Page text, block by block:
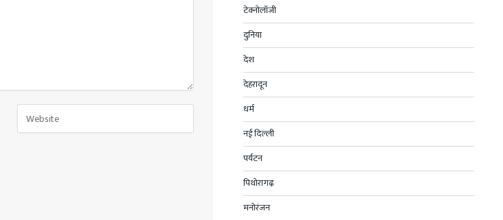
टेक्नोलॉजी
दुनिया
देश
देहरादून
धर्म
नई दिल्ली
पर्यटन
पिथोरागढ़
मनोरंजन